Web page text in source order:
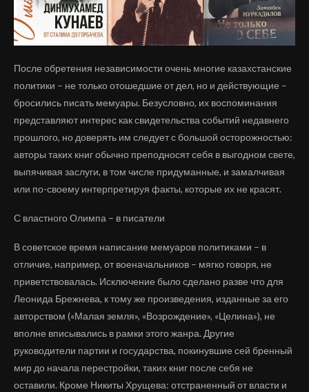
После обретения независимости очень многие казахстанские
политики – не только отошедшие от дел, но и действующие –
бросились писать мемуары. Безусловно, их воспоминания
представляют интерес как свидетельства событий недавнего
прошлого, но доверять им следует с большой осторожностью:
авторы таких книг обычно преподносят себя в выгодном свете,
выпячивая заслуги, в том числе придуманные, и замалчивая
или по-своему интерпретируя факты, которые их не красят.
С властного Олимпа – в писатели
В советское время написание мемуаров политиками – в
отличие, например, от военачальников – мягко говоря, не
приветствовалась. Исключение было сделано разве что для
Леонида Брежнева, к тому же произведения, изданные за его
авторством («Малая земля», «Возрождение», «Целина»), не
вполне вписывались в рамки этого жанра. Другие
руководители партии и государства, покинувшие сей бренный
мир до начала перестройки, таких книг после себя не
оставили. Кроме Никиты Хрущева: отстраненный от власти и